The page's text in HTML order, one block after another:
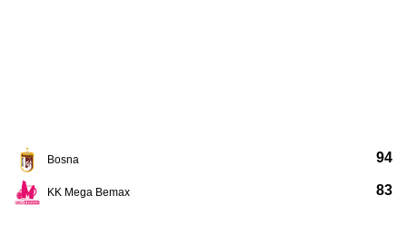
Bosna
KK Mega Bemax
94
83